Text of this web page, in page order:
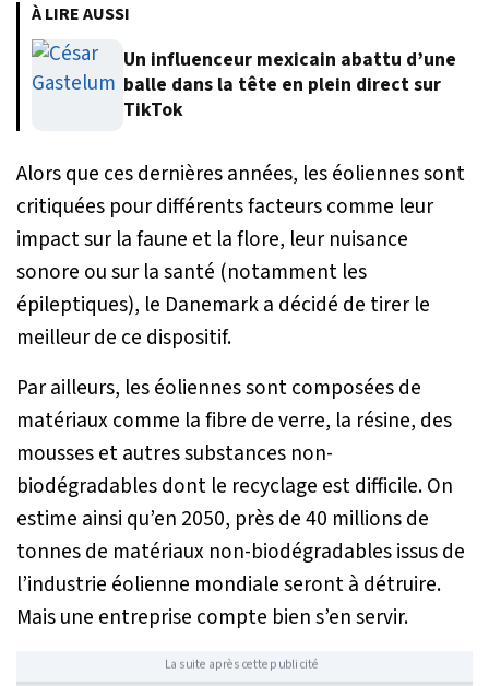
À LIRE AUSSI
Un influenceur mexicain abattu d’une
balle dans la tête en plein direct sur
TikTok
Alors que ces dernières années, les éoliennes sont
critiquées pour différents facteurs comme leur
impact sur la faune et la flore, leur nuisance
sonore ou sur la santé (notamment les
épileptiques), le Danemark a décidé de tirer le
meilleur de ce dispositif.
Par ailleurs, les éoliennes sont composées de
matériaux comme la fibre de verre, la résine, des
mousses et autres substances non-
biodégradables dont le recyclage est difficile. On
estime ainsi qu’en 2050, près de 40 millions de
tonnes de matériaux non-biodégradables issus de
l’industrie éolienne mondiale seront à détruire.
Mais une entreprise compte bien s’en servir.
La suite après cette publicité